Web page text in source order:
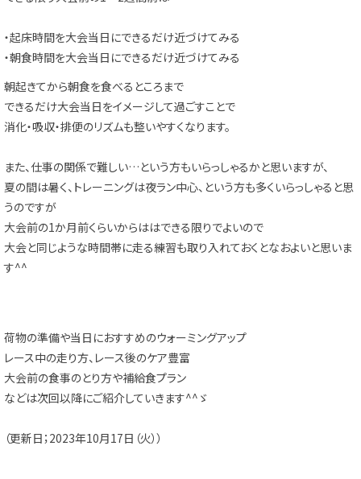
・起床時間を大会当日にできるだけ近づけてみる
・朝食時間を大会当日にできるだけ近づけてみる
朝起きてから朝食を食べるところまで
できるだけ大会当日をイメージして過ごすことで
消化・吸収・排便のリズムも整いやすくなります。
また、仕事の関係で難しい…という方もいらっしゃるかと思いますが、
夏の間は暑く、トレーニングは夜ラン中心、という方も多くいらっしゃると思
うのですが
大会前の1か月前くらいからははできる限りでよいので
大会と同じような時間帯に走る練習も取り入れておくとなおよいと思いま
す^^
荷物の準備や当日におすすめのウォーミングアップ
レース中の走り方、レース後のケア豊富
大会前の食事のとり方や補給食プラン
などは次回以降にご紹介していきます^^ゞ
（更新日；2023年10月17日（火））